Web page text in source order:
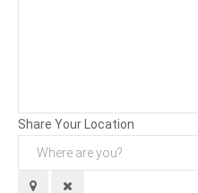
Share Your Location